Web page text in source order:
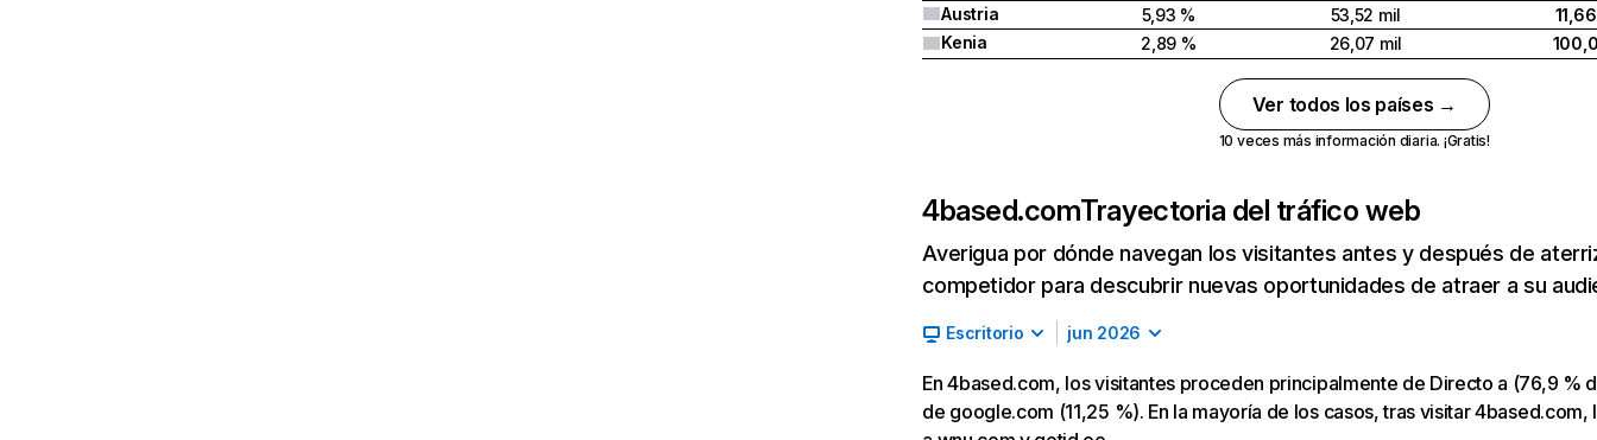
Austria
5,93 % 53,52 mil
Kenia
2,89 % 26,07 mil
Ver todos los países →
10 veces más información diaria. ¡Gratis!
4based.comTrayectoria del tráfico web
Averigua por dónde navegan los visitantes antes y después de
competidor para descubrir nuevas oportunidades de atraer a su
Escritorio jun 2026
En 4based.com, los visitantes proceden principalmente de Directo a (76,9 %
de google.com (11,25 %). En la mayoría de los casos, tras visitar 4based.com,